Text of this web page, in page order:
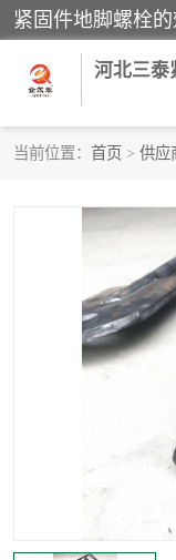
河北三泰
当前位置： 首页 > 供应
高强度